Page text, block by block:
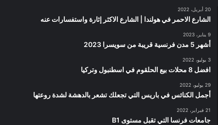
20 أبريل، 2022
الشارع الاحمر في هولندا | الشارع الاكثر إثارة واستفسارات عنه
9 يناير، 2023
أشهر 5 مدن فرنسية قريبة من سويسرا 2023
3 يوليو، 2022
افضل 8 محلات بيع الحلقوم في اسطنبول وتركيا
29 يوليو، 2022
أجمل الكنائس في باريس التي تجعلك تشعر بالدهشة لشدة روعتها
21 فبراير، 2022
جامعات فرنسا التي تقبل مستوى B1